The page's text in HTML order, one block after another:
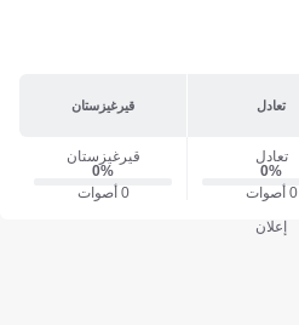
تعادل قيرغيزستان
تعادل
0‎%‎
0 أصوات
قيرغيزستان
0‎%‎
0 أصوات
إعلان